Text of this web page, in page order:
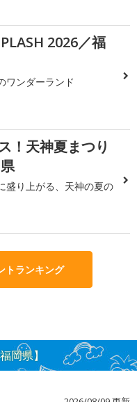
2026／福
ワンダーランド
！天神夏まつり
盛り上がる、天神の夏の
トランキング
岡県】